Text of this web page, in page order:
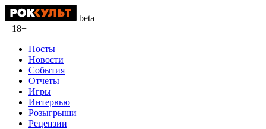
beta
18+
Посты
Новости
События
Отчеты
Игры
Интервью
Розыгрыши
Рецензии